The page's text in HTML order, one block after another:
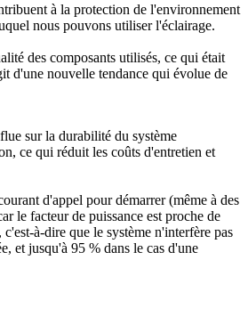
à la protection de l'environnement
nous pouvons utiliser l'éclairage.
des composants utilisés, ce qui était
d'une nouvelle tendance qui évolue de
sur la durabilité du système
ce qui réduit les coûts d'entretien et
d'appel pour démarrer (même à des
le facteur de puissance est proche de
à-dire que le système n'interfère pas
et jusqu'à 95 % dans le cas d'une